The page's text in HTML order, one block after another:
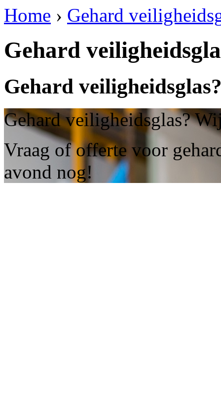
Home › Gehard
Gehard
Gehard
Gehard veiligheidsglas?
Vraag of offerte voor
avond nog!